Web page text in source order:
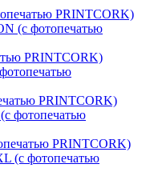
PRINTCORK)
(с фотопечатью
PRINTCORK)
PRINTCORK)
фотопечатью
PRINTCORK)
(с фотопечатью